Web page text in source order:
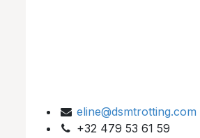
eline@dsmtrotting.com
+32 479 53 61 59